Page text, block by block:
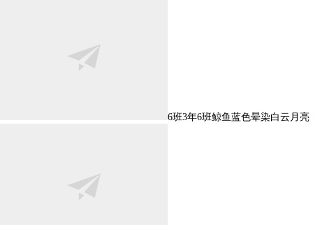
6班3年6班鲸鱼蓝色晕染白云月亮